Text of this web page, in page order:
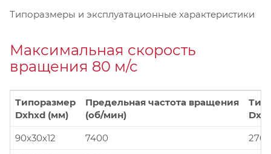
Типоразмеры и эксплуатационные характеристики
Максимальная скорость
вращения 80 м/с
Типоразмер
Dxhxd (мм)
Предельная частота вращения
(об/мин)
90x30x12
7400